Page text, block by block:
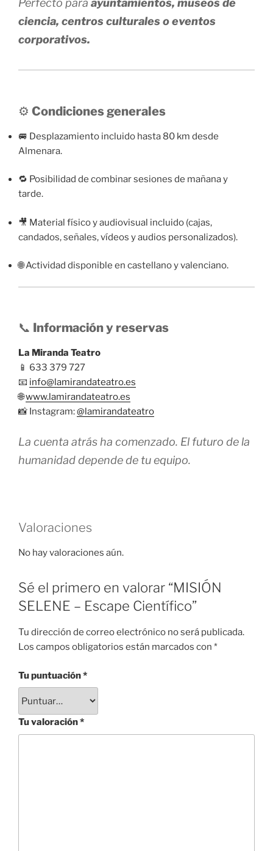
Perfecto para ayuntamientos, museos de
ciencia, centros culturales o eventos
corporativos.
⚙️ Condiciones generales
🚐 Desplazamiento incluido hasta 80 km desde
Almenara.
🔁 Posibilidad de combinar sesiones de mañana y
tarde.
🎥 Material físico y audiovisual incluido (cajas,
candados, señales, vídeos y audios personalizados).
🌐 Actividad disponible en castellano y valenciano.
📞 Información y reservas
La Miranda Teatro
📱 633 379 727
📧 info@lamirandateatro.es
🌐www.lamirandateatro.es
📸 Instagram:@lamirandateatro
La cuenta atrás ha comenzado. El futuro de la
humanidad depende de tu equipo.
Valoraciones
No hay valoraciones aún.
Sé el primero en valorar “MISIÓN
SELENE – Escape Científico”
Tu dirección de correo electrónico no será publicada.
Los campos obligatorios están marcados con *
Tu puntuación*
Tu valoración*